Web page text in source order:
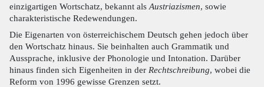
einzigartigen Wortschatz, bekannt als Austriazismen, sowie
charakteristische Redewendungen.
Die Eigenarten von österreichischem Deutsch gehen jedoch über
den Wortschatz hinaus. Sie beinhalten auch Grammatik und
Aussprache, inklusive der Phonologie und Intonation. Darüber
hinaus finden sich Eigenheiten in der Rechtschreibung, wobei die
Reform von 1996 gewisse Grenzen setzt.